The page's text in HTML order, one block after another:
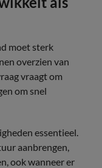
moet sterk
overzien van
vraagt om
om snel
essentieel.
aanbrengen,
ook wanneer er